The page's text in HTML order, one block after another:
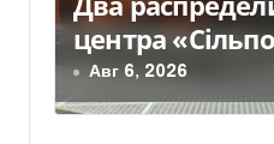
о
з
а
центра
от российской
Delo.ua
Авг 6, 2026